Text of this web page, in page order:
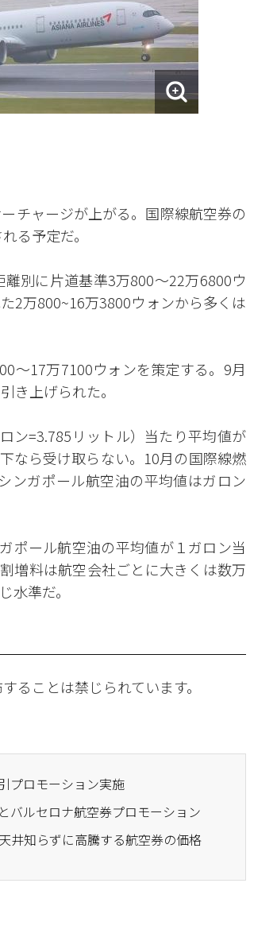
チャージが上がる。国際線航空券の
る予定だ。
別に片道基準3万800～22万6800ウ
2万800~16万3800ウォンから多くは
～17万7100ウォンを策定する。9月
き上げられた。
ン=3.785リットル）当たり平均値が
なら受け取らない。10月の国際線燃
ンガポール航空油の平均値はガロン
ポール航空油の平均値が１ガロン当
増料は航空会社ごとに大きくは数万
水準だ。
ることは禁じられています。
プロモーション実施
バルセロナ航空券プロモーション
井知らずに高騰する航空券の価格